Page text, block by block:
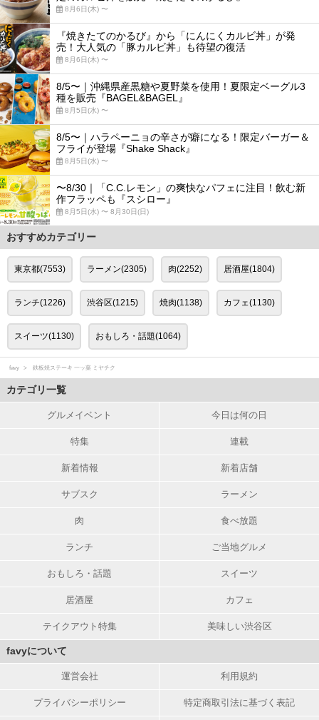
8月6日(木) 〜
『焼きたてのかるび』から「にんにくカルビ丼」が発
売！大人気の「豚カルビ丼」も待望の復活
8月6日(木) 〜
8/5〜｜沖縄県産黒糖や夏野菜を使用！夏限定ベーグル3
種を販売『BAGEL&BAGEL』
8月5日(水) 〜
8/5〜｜ハラペーニョの辛さが癖になる！限定バーガー＆
フライが登場『Shake Shack』
8月5日(水) 〜
〜8/30｜「C.C.レモン」の爽快なパフェに注目！飲む新
作フラッペも『スシロー』
8月5日(水) 〜 8月30日(日)
おすすめカテゴリー
東京都(7553) ラーメン(2305) 肉(2252) 居酒屋(1804)
ランチ(1226) 渋谷区(1215) 焼肉(1138) カフェ(1130)
スイーツ(1130) おもしろ・話題(1064)
favy 鉄板焼ステーキ 一ッ葉 ミヤチク
カテゴリ一覧
グルメイベント 今日は何の日
特集 連載
新着情報 新着店舗
サブスク ラーメン
肉 食べ放題
ランチ ご当地グルメ
おもしろ・話題 スイーツ
居酒屋 カフェ
テイクアウト特集 美味しい渋谷区
favyについて
運営会社 利用規約
プライバシーポリシー 特定商取引法に基づく表記